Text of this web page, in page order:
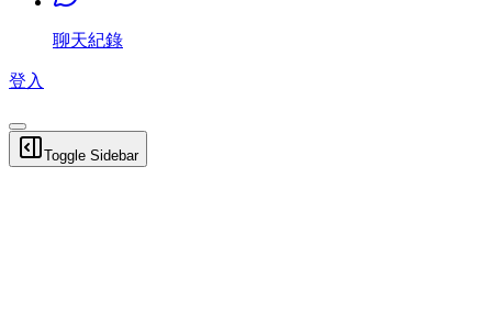
聊天紀錄
登入
Toggle Sidebar